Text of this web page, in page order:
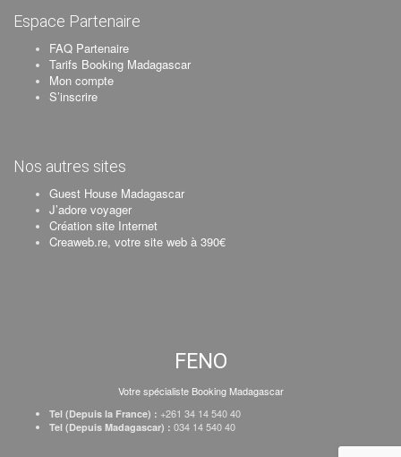
Espace Partenaire
FAQ Partenaire
Tarifs Booking Madagascar
Mon compte
S’inscrire
Nos autres sites
Guest House Madagascar
J’adore voyager
Création site Internet
Creaweb.re, votre site web à 390€
FENO
Votre spécialiste Booking Madagascar
Tel (Depuis la France) : +261 34 14 540 40
Tel (Depuis Madagascar) : 034 14 540 40